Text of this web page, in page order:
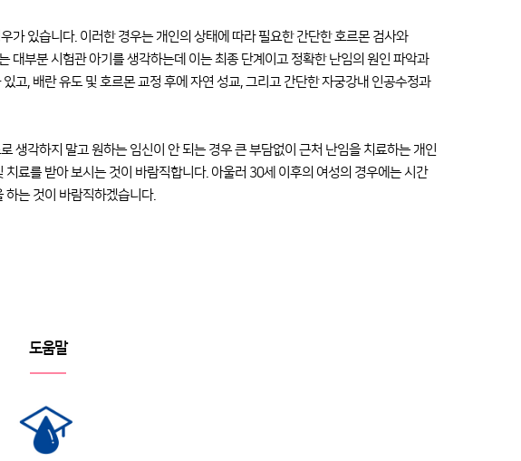
가 있습니다. 이러한 경우는 개인의 상태에 따라 필요한 간단한 호르몬 검사와
대부분 시험관 아기를 생각하는데 이는 최종 단계이고 정확한 난임의 원인 파악과
고, 배란 유도 및 호르몬 교정 후에 자연 성교, 그리고 간단한 자궁강내 인공수정과
생각하지 말고 원하는 임신이 안 되는 경우 큰 부담없이 근처 난임을 치료하는 개인
료를 받아 보시는 것이 바람직합니다. 아울러 30세 이후의 여성의 경우에는 시간
는 것이 바람직하겠습니다.
도움말